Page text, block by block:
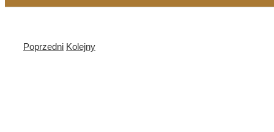
Poprzedni Kolejny